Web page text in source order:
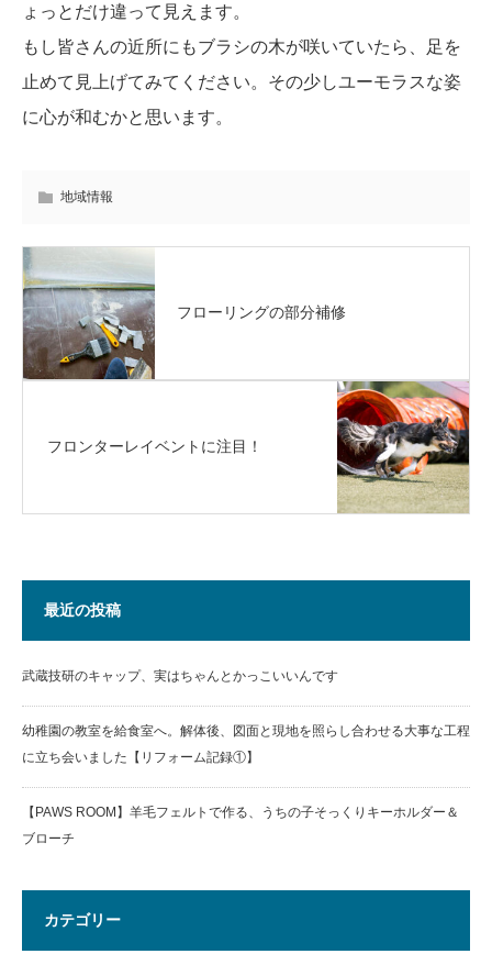
ょっとだけ違って見えます。
もし皆さんの近所にもブラシの木が咲いていたら、足を
止めて見上げてみてください。その少しユーモラスな姿
に心が和むかと思います。
地域情報
フローリングの部分補修
フロンターレイベントに注目！
最近の投稿
武蔵技研のキャップ、実はちゃんとかっこいいんです
幼稚園の教室を給食室へ。解体後、図面と現地を照らし合わせる大事な工程
に立ち会いました【リフォーム記録①】
【PAWS ROOM】羊毛フェルトで作る、うちの子そっくりキーホルダー＆
ブローチ
カテゴリー